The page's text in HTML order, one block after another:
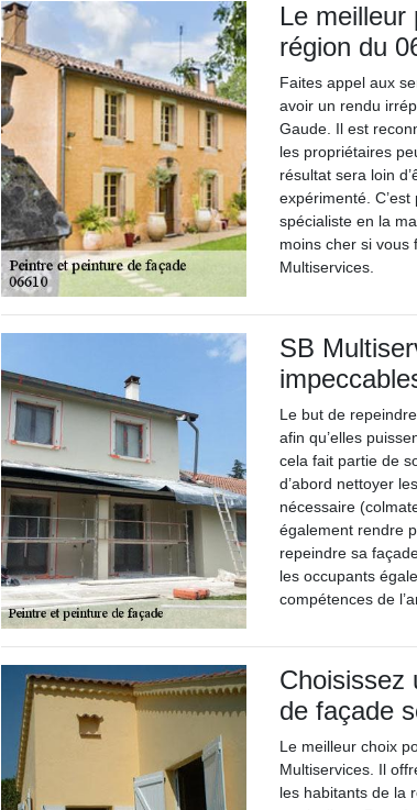
Le meilleur
région du
Faites appel aux
avoir un rendu
Gaude. Il est
les propriétaires
résultat sera loin
expérimenté.
spécialiste en la
moins cher si vous
Multiservices.
SB
Le but de
afin qu’elles
cela fait partie de
d’abord nettoyer
nécessaire
également rendre
repeindre sa
les occupants
compétences de
Choisissez
de façade
Le meilleur choix
Multiservices. Il
les habitants de la